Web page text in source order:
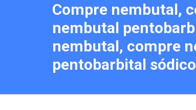
Compre nembutal,
nembutal
nembutal, compre
pentobarbital